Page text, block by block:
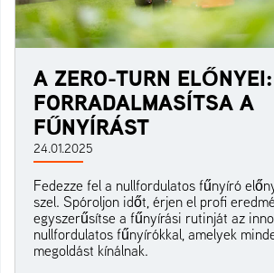
A ZERO-TURN ELŐNYEI:
FORRADALMASÍTSA A
FŰNYÍRÁST
24.01.2025
Fedezze fel a nullfordulatos fűnyíró
szel. Spóroljon időt, érjen el profi
egyszerűsítse a fűnyírási rutinját az
nullfordulatos fűnyírókkal, amelyek
megoldást kínálnak.